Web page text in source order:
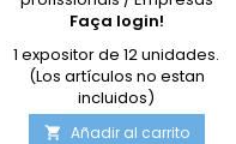
Faça login!
1 expositor de 12 unidades.
(Los artículos no estan
incluidos)
 Añadir al carrito